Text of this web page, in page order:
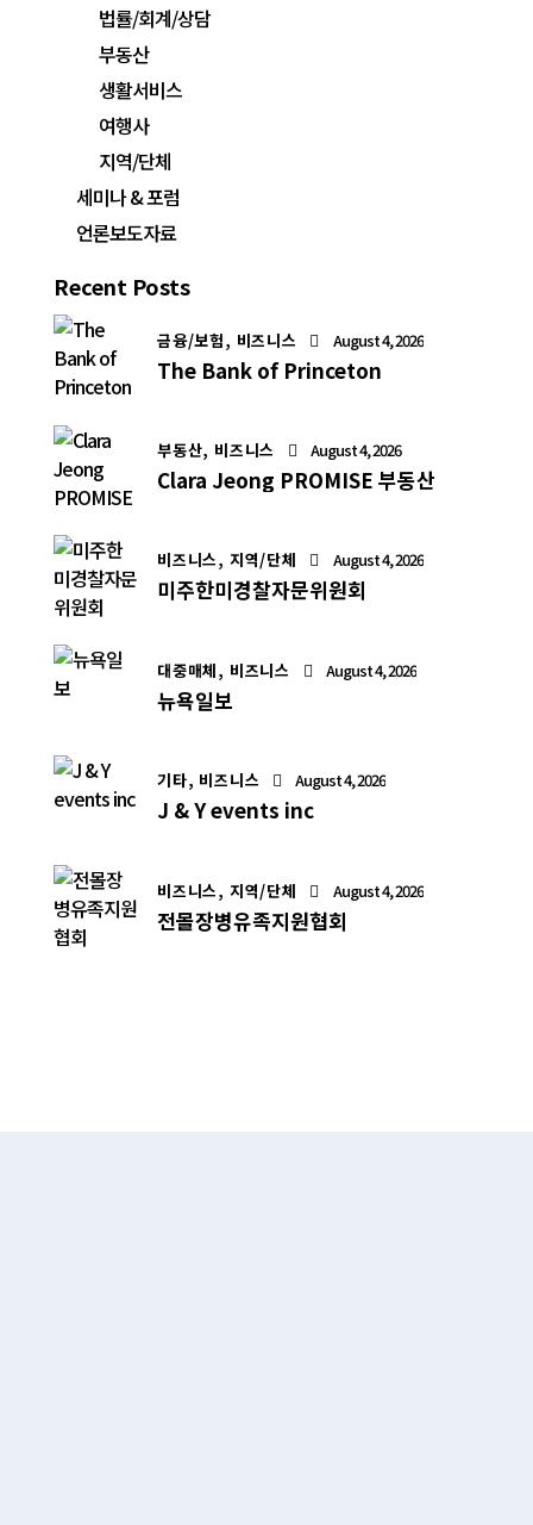
법률/회계/상담
부동산
생활서비스
여행사
지역/단체
세미나 & 포럼
언론보도자료
Recent Posts
금융/보험, 비즈니스 August 4, 2026
The Bank of Princeton
부동산, 비즈니스 August 4, 2026
Clara Jeong PROMISE 부동산
비즈니스, 지역/단체 August 4, 2026
미주한미경찰자문위원회
대중매체, 비즈니스 August 4, 2026
뉴욕일보
기타, 비즈니스 August 4, 2026
J & Y events inc
비즈니스, 지역/단체 August 4, 2026
전몰장병유족지원협회